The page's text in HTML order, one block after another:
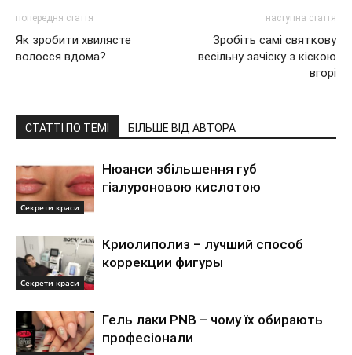
попередня стаття
Як зробити хвилясте
волосся вдома?
наступна стаття
Зробіть самі святкову
весільну зачіску з кіскою
вгорі
СТАТТІ ПО ТЕМІ БІЛЬШЕ ВІД АВТОРА
Секрети краси
Нюанси збільшення губ
гіалуроновою кислотою
Секрети краси
Криолиполиз – лучший способ
коррекции фигуры
Гель лаки PNB – чому їх обирають
професіонали